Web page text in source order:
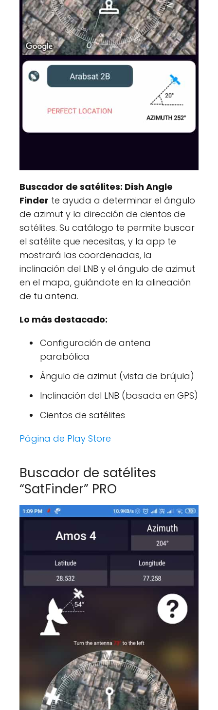
Buscador de satélites: Dish Angle
Finder te ayuda a determinar el ángulo
de azimut y la dirección de cientos de
satélites. Su catálogo te permite buscar
el satélite que necesitas, y la app te
mostrará las coordenadas, la
inclinación del LNB y el ángulo de azimut
en el mapa, guiándote en la alineación
de tu antena.
Lo más destacado:
Configuración de antena
parabólica
Ángulo de azimut (vista de brújula)
Inclinación del LNB (basada en GPS)
Cientos de satélites
Página de Play Store
Buscador de satélites
“SatFinder” PRO